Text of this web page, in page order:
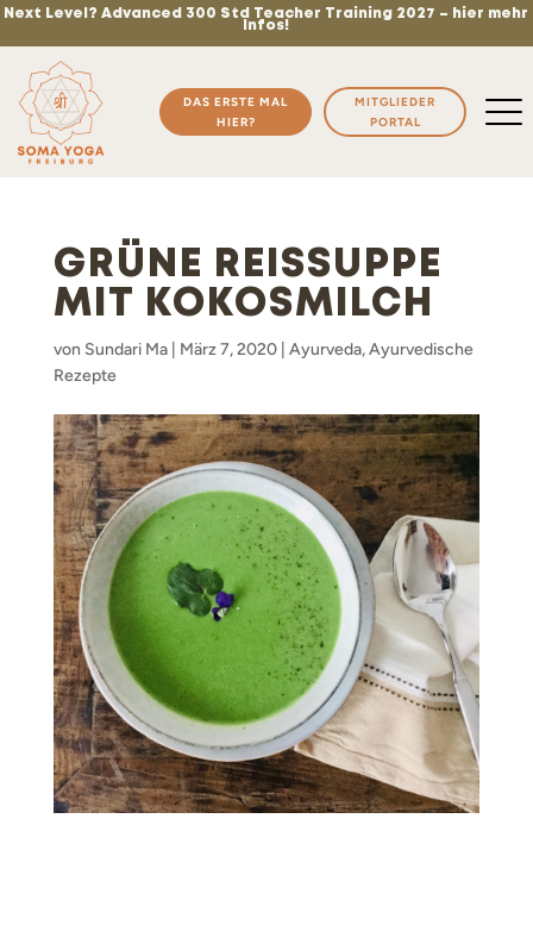
Next Level? Advanced 300 Std Teacher Training 2027 – hier mehr
Infos!
DAS ERSTE MAL
HIER?
MITGLIEDER
PORTAL
GRÜNE REISSUPPE
MIT KOKOSMILCH
von Sundari Ma| März 7, 2020| Ayurveda,Ayurvedische
Rezepte